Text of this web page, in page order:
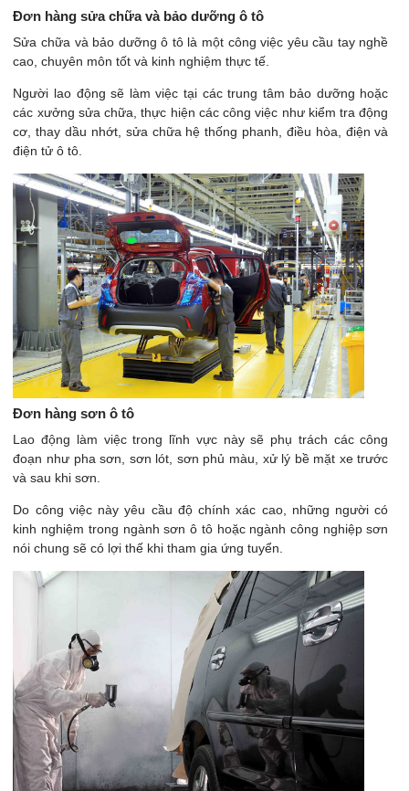
Đơn hàng sửa chữa và bảo dưỡng ô tô
Sửa chữa và bảo dưỡng ô tô là một công việc yêu cầu tay nghề
cao, chuyên môn tốt và kinh nghiệm thực tế.
Người lao động sẽ làm việc tại các trung tâm bảo dưỡng hoặc
các xưởng sửa chữa, thực hiện các công việc như kiểm tra động
cơ, thay dầu nhớt, sửa chữa hệ thống phanh, điều hòa, điện và
điện tử ô tô.
Đơn hàng sơn ô tô
Lao động làm việc trong lĩnh vực này sẽ phụ trách các công
đoạn như pha sơn, sơn lót, sơn phủ màu, xử lý bề mặt xe trước
và sau khi sơn.
Do công việc này yêu cầu độ chính xác cao, những người có
kinh nghiệm trong ngành sơn ô tô hoặc ngành công nghiệp sơn
nói chung sẽ có lợi thế khi tham gia ứng tuyển.